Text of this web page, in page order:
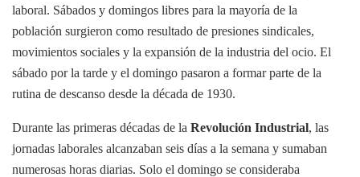
laboral. Sábados y domingos libres para la mayoría de la
población surgieron como resultado de presiones sindicales,
movimientos sociales y la expansión de la industria del ocio. El
sábado por la tarde y el domingo pasaron a formar parte de la
rutina de descanso desde la década de 1930.
Durante las primeras décadas de la Revolución Industrial, las
jornadas laborales alcanzaban seis días a la semana y sumaban
numerosas horas diarias. Solo el domingo se consideraba